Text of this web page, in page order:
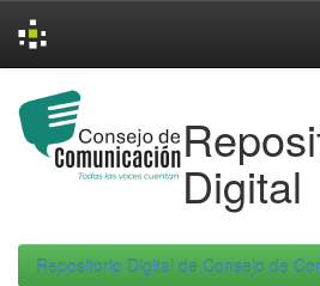
navigation
Digital
Repositorio Digital de Consejo de